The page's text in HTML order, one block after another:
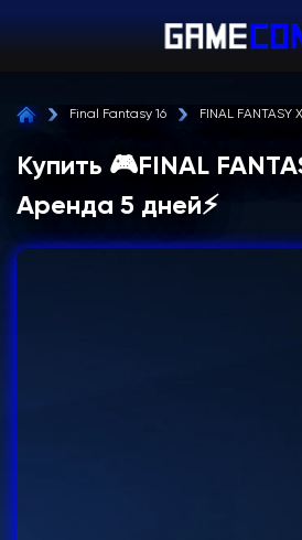
Final Fantasy 16 FINAL
Купить 🎮FINAL
Аренда 5 дней⚡